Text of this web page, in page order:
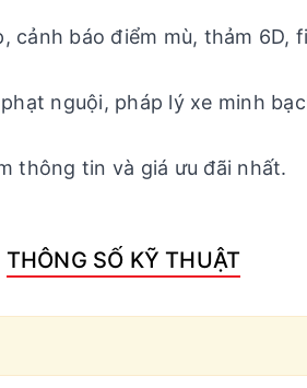
cảnh báo điểm mù, thảm 6D,
nguội, pháp lý xe minh
thông tin và giá ưu đãi nhất.
THÔNG SỐ KỸ THUẬT